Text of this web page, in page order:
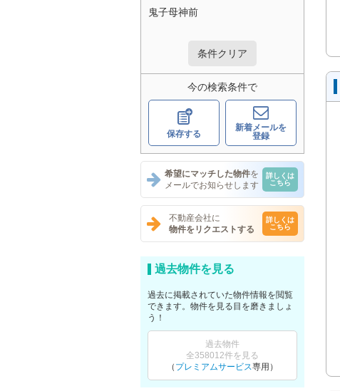
鬼子母神前
条件クリア
今の検索条件で
保存する
新着メールを
登録
希望にマッチした物件を
メールでお知らせします
詳しくは
こちら
不動産会社に
物件をリクエストする
詳しくは
こちら
過去物件を見る
過去に掲載されていた物件情報を閲覧
できます。物件を見る目を磨きましょ
う！
過去物件
全358012件を見る
（ プレミアムサービス専用）